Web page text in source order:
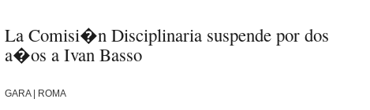
La Comisi�n Disciplinaria suspende por dos
a�os a Ivan Basso
GARA | ROMA